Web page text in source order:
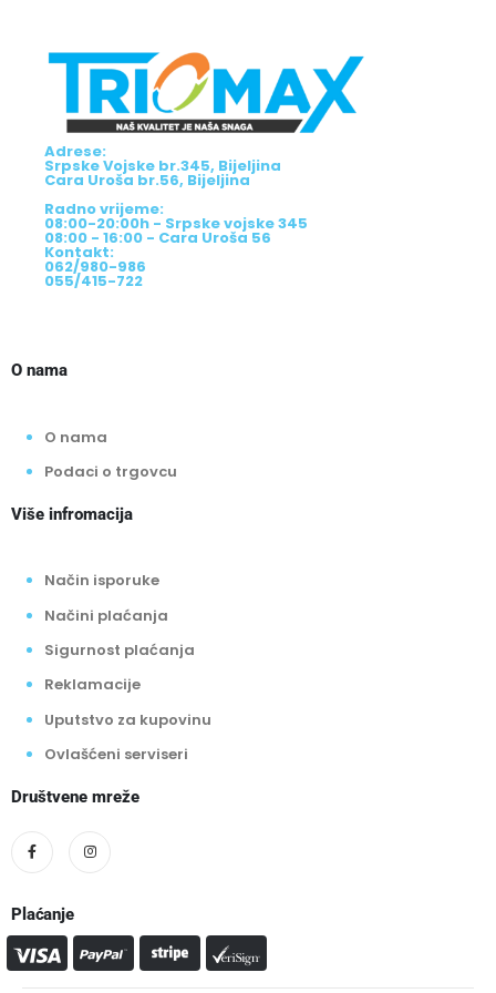
Adrese:
Srpske Vojske br.345, Bijeljina
Cara Uroša br.56, Bijeljina
Radno vrijeme:
08:00-20:00h - Srpske vojske 345
08:00 - 16:00 - Cara Uroša 56
Kontakt:
062/980-986
055/415-722
O nama
O nama
Podaci o trgovcu
Više infromacija
Način isporuke
Načini plaćanja
Sigurnost plaćanja
Reklamacije
Uputstvo za kupovinu
Ovlašćeni serviseri
Društvene mreže
Plaćanje